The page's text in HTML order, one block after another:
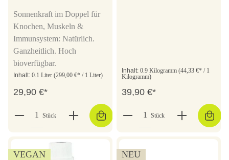
Sonnenkraft im Doppel für
Knochen, Muskeln &
Immunsystem: Natürlich.
Ganzheitlich. Hoch
bioverfügbar.
Inhalt: 0.1 Liter (299,00 €* / 1 Liter)
29,90 €*
Stück
Inhalt: 0.9 Kilogramm (44,33 €* / 1
Kilogramm)
39,90 €*
Stück
VEGAN
NEU